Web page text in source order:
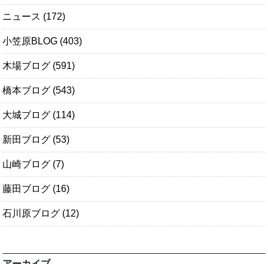
ニュース (172)
小笠原BLOG (403)
木場ブログ (591)
橋本ブログ (543)
大城ブログ (114)
新田ブログ (53)
山崎ブログ (7)
藤田ブログ (16)
石川原ブログ (12)